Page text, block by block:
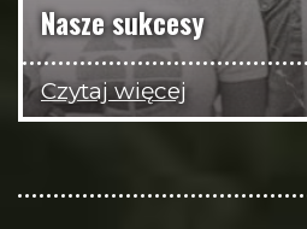
Nasze sukcesy
Czytaj więcej